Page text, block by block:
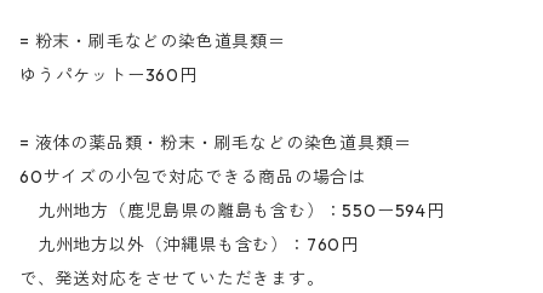
= 粉末・刷毛などの染色道具類＝
ゆうパケットー360円
= 液体の薬品類・粉末・刷毛などの染色道具類＝
60サイズの小包で対応できる商品の場合は
九州地方（鹿児島県の離島も含む）：550ー594円
九州地方以外（沖縄県も含む）：760円
で、発送対応をさせていただきます。